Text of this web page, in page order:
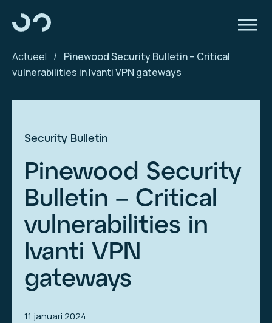
Actueel / Pinewood Security Bulletin – Critical
vulnerabilities in Ivanti VPN gateways
Security Bulletin
Pinewood Security
Bulletin – Critical
vulnerabilities in
Ivanti VPN
gateways
11 januari 2024